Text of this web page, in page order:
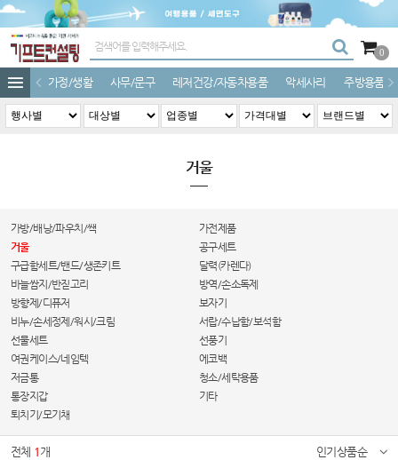
0
가정/생활 사무/문구 레저건강/자동차용품 악세사리 주방용품
거울
가방/배낭/파우치/쌕
가전제품
거울
공구세트
구급함세트/밴드/생존키트
달력(카렌다)
바늘쌈지/반짇고리
방역/손소독제
방향제/디퓨저
보자기
비누/손세정제/워시/크림
서랍/수납함/보석함
선물세트
선풍기
여권케이스/네임텍
에코백
저금통
청소/세탁용품
통장지갑
기타
퇴치기/모기채
전체 1 개 인기상품순